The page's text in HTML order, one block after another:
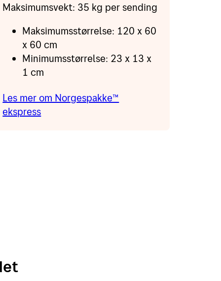
Maksimumsvekt: 35 kg per sending
Maksimumsstørrelse: 120 x 60
x 60 cm
Minimumsstørrelse: 23 x 13 x
1 cm
Les mer om Norgespakke™
ekspress